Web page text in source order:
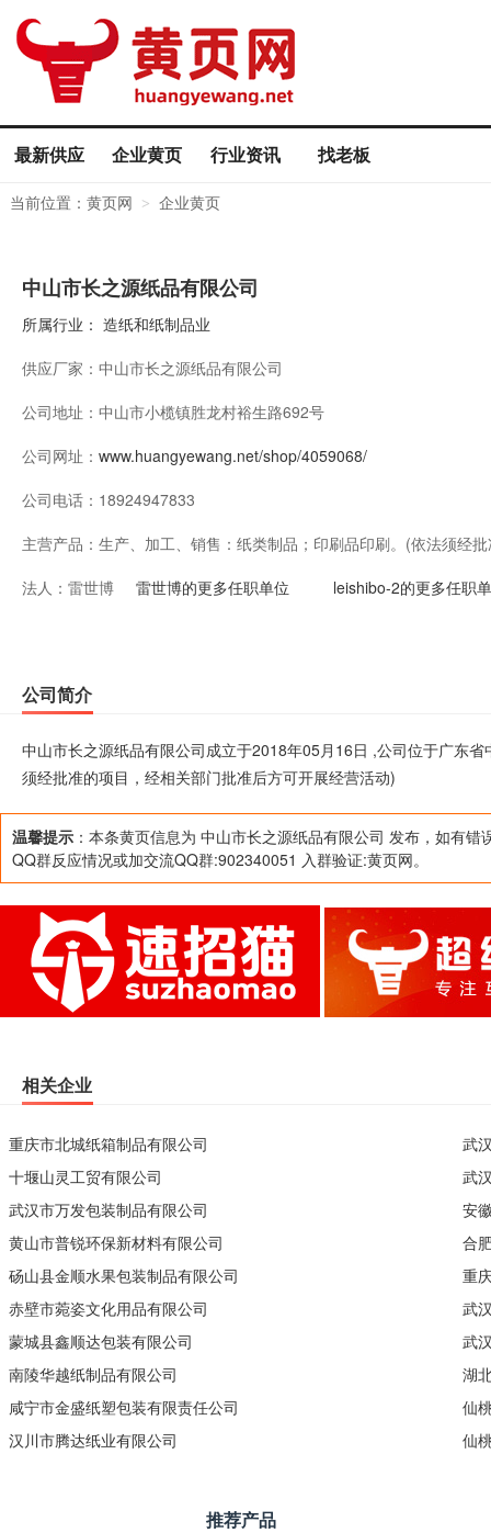
最新供应 企业黄页 行业资讯 找老板
当前位置： 黄页网 > 企业黄页
中山市长之源纸品有限公司
所属行业： 造纸和纸制品业
供应厂家： 中山市长之源纸品有限公司
公司地址： 中山市小榄镇胜龙村裕生路692号
公司网址： www.huangyewang.net/shop/4059068/
公司电话： 18924947833
主营产品： 生产、加工、销售：纸类制品；印刷品印刷。(依法须经
开展经营活动)
法人： 雷世博 雷世博的更多任职单位 leishibo-2的更多任职
公司简介
中山市长之源纸品有限公司成立于2018年05月16日 ,公司位于广东
须经批准的项目，经相关部门批准后方可开展经营活动)
温馨提示 ：本条黄页信息为 中山市长之源纸品有限公司 发布，如有错
QQ群反应情况或加交流QQ群:902340051 入群验证:黄页网。
相关企业
重庆市北城纸箱制品有限公司
十堰山灵工贸有限公司
武汉市万发包装制品有限公司
黄山市普锐环保新材料有限公司
砀山县金顺水果包装制品有限公司
赤壁市菀姿文化用品有限公司
蒙城县鑫顺达包装有限公司
南陵华越纸制品有限公司
咸宁市金盛纸塑包装有限责任公司
汉川市腾达纸业有限公司
武
武
安
合
重
武
武
湖
仙
仙
推荐产品